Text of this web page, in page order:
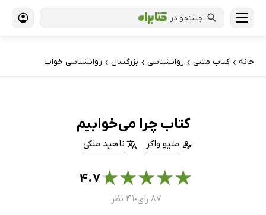
جستجو در
خانه › کتاب‌ متنی › روانشناسی › بزرگسال › روانشناسی خواب
کتاب چرا می‌خوابیم
متیو واکر ناهید ملکی
★
★
★
★
★۴.۷
۸۷ رای ● ۴۱ نظر